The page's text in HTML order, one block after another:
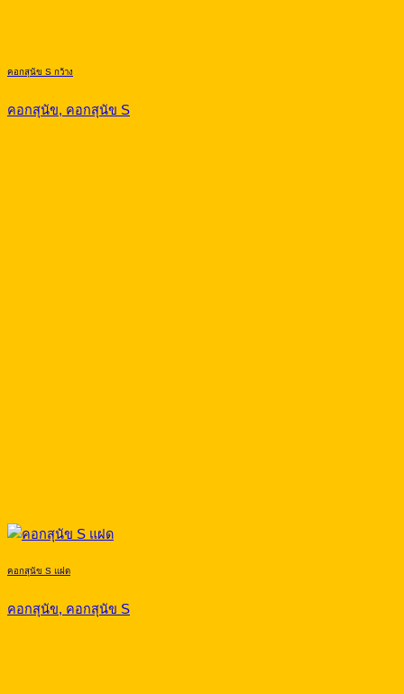
คอกสุนัข S กว้าง
คอกสุนัข, คอกสุนัข S
คอกสุนัข S แฝด
คอกสุนัข, คอกสุนัข S